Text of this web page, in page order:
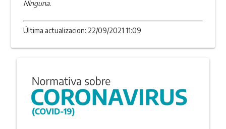
Ninguna.
Última actualizacion: 22/09/2021 11:09